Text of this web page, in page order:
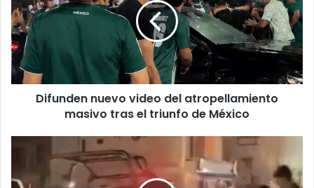
del
atropellamiento
masivo
tras
el
triunfo
Difunden nuevo video del atropellamiento
masivo tras el triunfo de México